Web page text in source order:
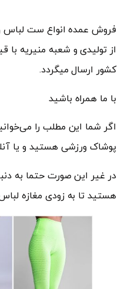
فروش عمده انواع ست لباس
از تولیدی و شعبه منیریه با
کشور ارسال میگردد.
با ما همراه باشید
اگر شما این مطلب را می‌خوانید
پوشاک ورزشی هستید و یا
در غیر این صورت حتما به
هستید تا به زودی مغازه لباس